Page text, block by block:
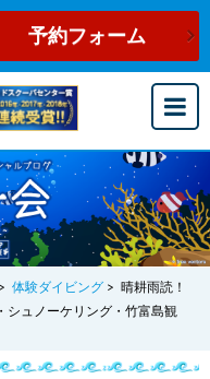
予約フォーム
> 体験ダイビング > 晴耕雨読！
シュノーケリング・竹富島観